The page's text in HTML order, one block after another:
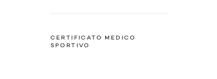
CERTIFICATO MEDICO
SPORTIVO